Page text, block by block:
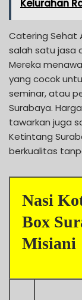
Kelurahan
Catering Sehat
salah satu jasa
Mereka
yang cocok
seminar, atau
Surabaya.
tawarkan juga
Ketintang
berkualitas
Nasi
Box
Misiani